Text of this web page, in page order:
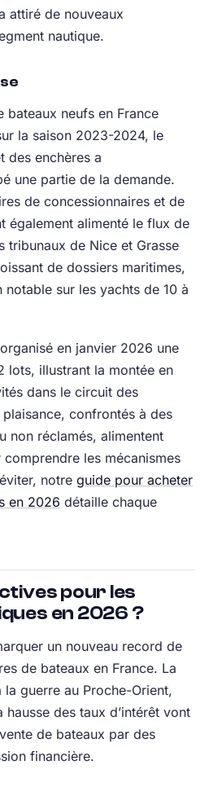
attiré de nouveaux
nautique.
bateaux neufs en France
la saison 2023-2024, le
des enchères a
une partie de la demande.
de concessionnaires et de
également alimenté le flux de
tribunaux de Nice et Grasse
de dossiers maritimes,
sur les yachts de 10 à
en janvier 2026 une
lots, illustrant la montée en
dans le circuit des
confrontés à des
non réclamés, alimentent
les mécanismes
notre guide pour acheter
en 2026 détaille chaque
pour les
en 2026 ?
un nouveau record de
de bateaux en France. La
guerre au Proche-Orient,
hausse des taux d’intérêt vont
de bateaux par des
financière.